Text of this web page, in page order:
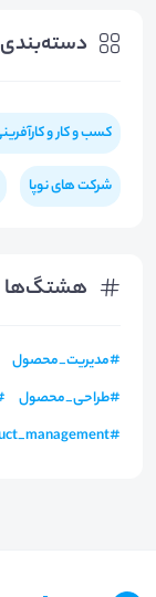
کسب و کار و
شرکت های نوپا
هشتگ‌ها
#مدیریت_محصول
#طراحی_محصول
#